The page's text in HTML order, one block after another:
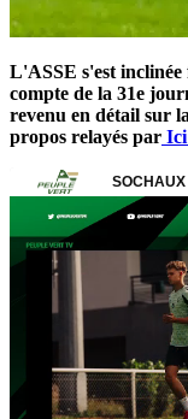
L'ASSE s'est inclinée
compte de la 31e
revenu en détail sur
propos relayés par